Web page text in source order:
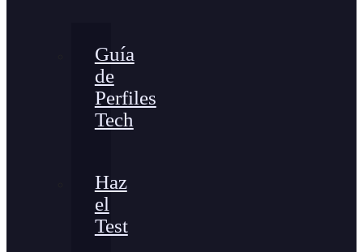
Guía
de
Perfiles
Tech
Haz
el
Test